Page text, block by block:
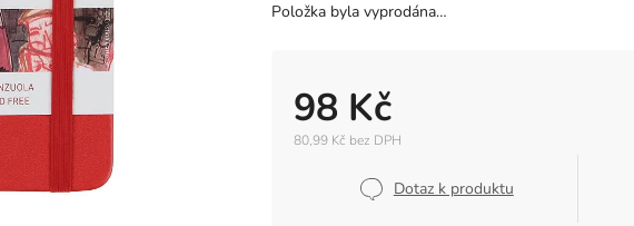
98 Kč
80,99 Kč bez DPH
Dotaz k produktu
Položka byla vyprodána…